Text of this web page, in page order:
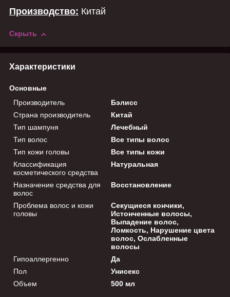
Производство: Китай
Скрыть
Характеристики
Основные
Производитель
Бэлисс
Страна производитель
Китай
Тип шампуня
Лечебный
Тип волос
Все типы волос
Тип кожи головы
Все типы кожи
Классификация
косметического средства
Натуральная
Назначение средства для
волос
Восстановление
Проблема волос и кожи
головы
Секущиеся кончики,
Истонченные волосы,
Выпадение волос,
Ломкость, Нарушение цвета
волос, Ослабленные
волосы
Гипоаллергенно
Да
Пол
Унисекс
Объем
500 мл